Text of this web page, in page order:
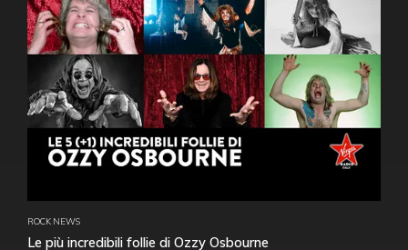
ROCK NEWS
Le più incredibili follie di Ozzy Osbourne